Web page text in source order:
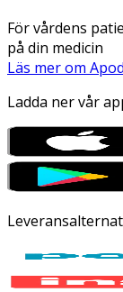
För vårdens
på din medicin
Läs mer om
Ladda ner vår